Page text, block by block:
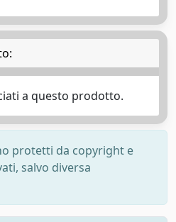
a questo prodotto.
protetti da copyright e
salvo diversa